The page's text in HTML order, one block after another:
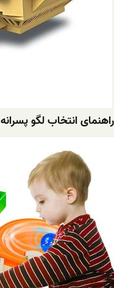
راهنمای انتخاب لگو پسرانه